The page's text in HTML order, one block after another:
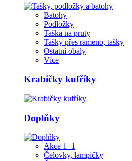
Batohy
Podložky
Taška na pruty
Tašky přes rameno, tašky
Ostatní obaly
Více
Krabičky kufříky
Doplňky
Akce 1+1
Čelovky, lampičky